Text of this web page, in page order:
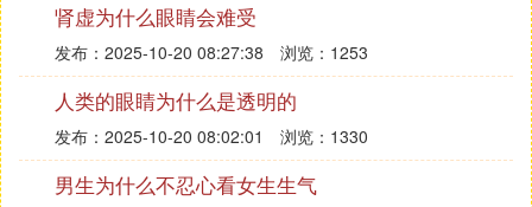
肾虚为什么眼睛会难受
发布：2025-10-20 08:27:38 浏览：1253
人类的眼睛为什么是透明的
发布：2025-10-20 08:02:01 浏览：1330
男生为什么不忍心看女生生气